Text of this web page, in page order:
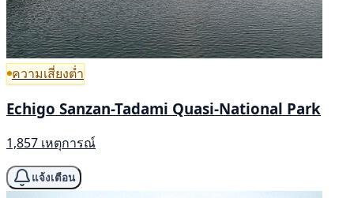
ความเสี่ยงต่ำ
Echigo Sanzan-Tadami Quasi-National Park
1,857 เหตุการณ์
แจ้งเตือน